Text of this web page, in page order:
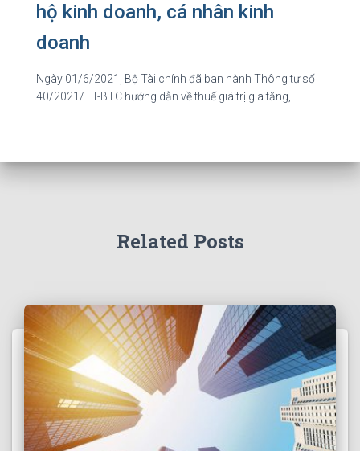
hộ kinh doanh, cá nhân kinh
doanh
Ngày 01/6/2021, Bộ Tài chính đã ban hành Thông tư số
40/2021/TT-BTC hướng dẫn về thuế giá trị gia tăng, …
Related Posts